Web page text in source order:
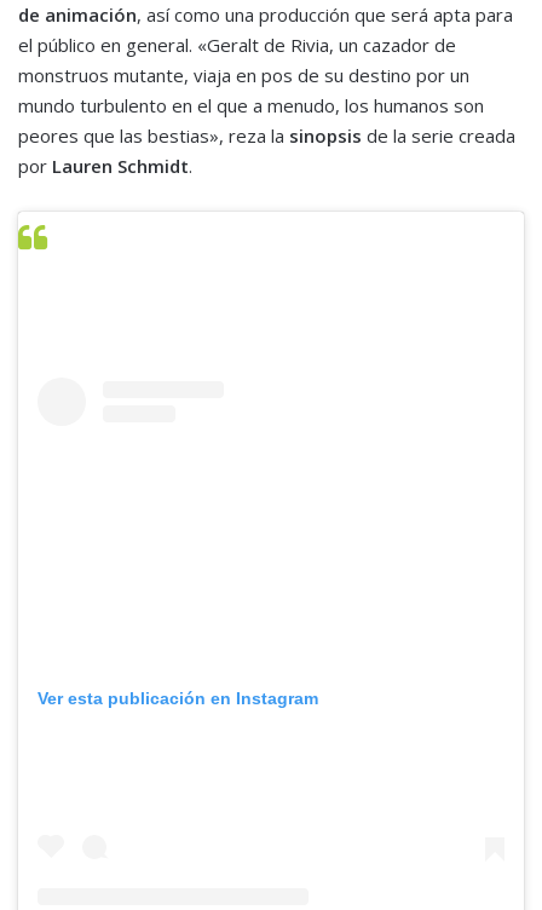
de animación, así como una producción que será apta para
el público en general. «Geralt de Rivia, un cazador de
monstruos mutante, viaja en pos de su destino por un
mundo turbulento en el que a menudo, los humanos son
peores que las bestias», reza la sinopsis de la serie creada
por Lauren Schmidt.
Ver esta publicación en Instagram